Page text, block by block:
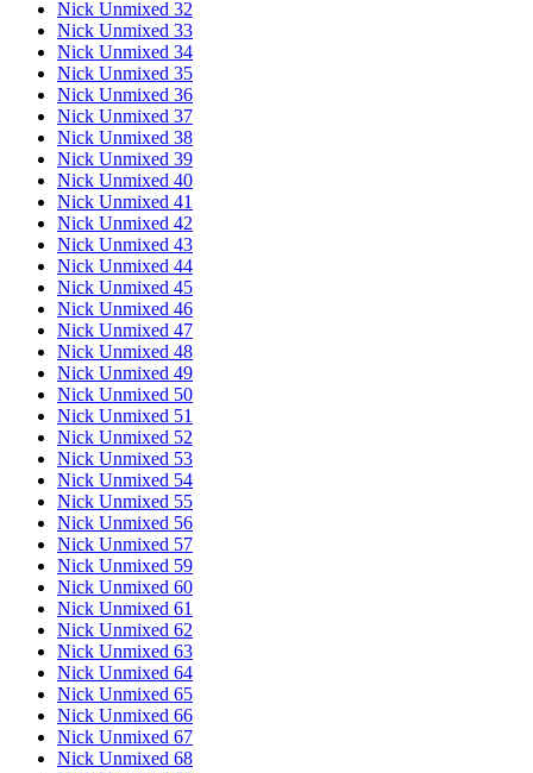
Nick Unmixed 32
Nick Unmixed 33
Nick Unmixed 34
Nick Unmixed 35
Nick Unmixed 36
Nick Unmixed 37
Nick Unmixed 38
Nick Unmixed 39
Nick Unmixed 40
Nick Unmixed 41
Nick Unmixed 42
Nick Unmixed 43
Nick Unmixed 44
Nick Unmixed 45
Nick Unmixed 46
Nick Unmixed 47
Nick Unmixed 48
Nick Unmixed 49
Nick Unmixed 50
Nick Unmixed 51
Nick Unmixed 52
Nick Unmixed 53
Nick Unmixed 54
Nick Unmixed 55
Nick Unmixed 56
Nick Unmixed 57
Nick Unmixed 59
Nick Unmixed 60
Nick Unmixed 61
Nick Unmixed 62
Nick Unmixed 63
Nick Unmixed 64
Nick Unmixed 65
Nick Unmixed 66
Nick Unmixed 67
Nick Unmixed 68